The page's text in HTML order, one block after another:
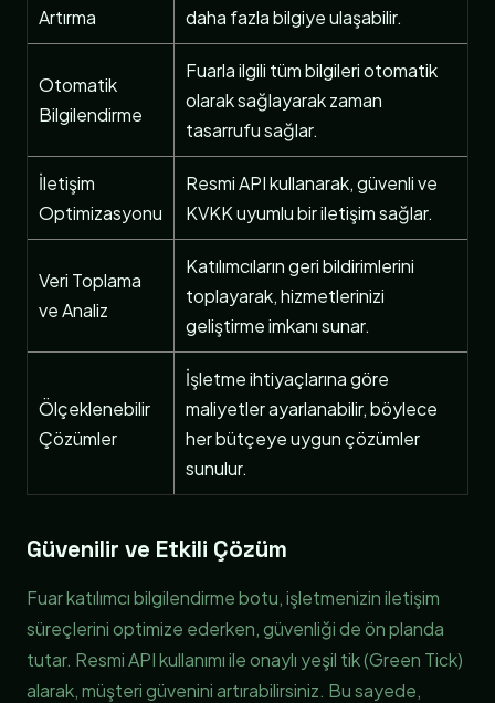
Artırma
daha fazla bilgiye ulaşabilir.
Otomatik
Bilgilendirme
Fuarla ilgili tüm bilgileri otomatik
olarak sağlayarak zaman
tasarrufu sağlar.
İletişim
Optimizasyonu
Resmi API kullanarak, güvenli ve
KVKK uyumlu bir iletişim sağlar.
Veri Toplama
ve Analiz
Katılımcıların geri bildirimlerini
toplayarak, hizmetlerinizi
geliştirme imkanı sunar.
Ölçeklenebilir
Çözümler
İşletme ihtiyaçlarına göre
maliyetler ayarlanabilir, böylece
her bütçeye uygun çözümler
sunulur.
Güvenilir ve Etkili Çözüm
Fuar katılımcı bilgilendirme botu, işletmenizin iletişim
süreçlerini optimize ederken, güvenliği de ön planda
tutar. Resmi API kullanımı ile onaylı yeşil tik (Green Tick)
alarak, müşteri güvenini artırabilirsiniz. Bu sayede,